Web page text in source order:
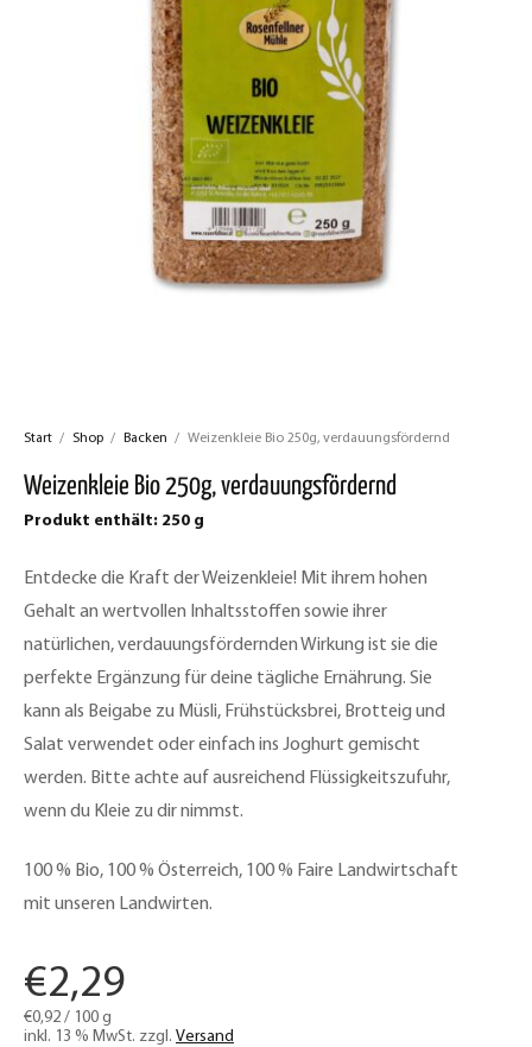
Start / Shop / Backen / Weizenkleie Bio 250g, verdauungsfördernd
Weizenkleie Bio 250g, verdauungsfördernd
Produkt enthält: 250 g
Entdecke die Kraft der Weizenkleie! Mit ihrem hohen
Gehalt an wertvollen Inhaltsstoffen sowie ihrer
natürlichen, verdauungsfördernden Wirkung ist sie die
perfekte Ergänzung für deine tägliche Ernährung. Sie
kann als Beigabe zu Müsli, Frühstücksbrei, Brotteig und
Salat verwendet oder einfach ins Joghurt gemischt
werden. Bitte achte auf ausreichend Flüssigkeitszufuhr,
wenn du Kleie zu dir nimmst.
100 % Bio, 100 % Österreich, 100 % Faire Landwirtschaft
mit unseren Landwirten.
€2,29
€0,92 / 100 g
inkl. 13 % MwSt. zzgl. Versand